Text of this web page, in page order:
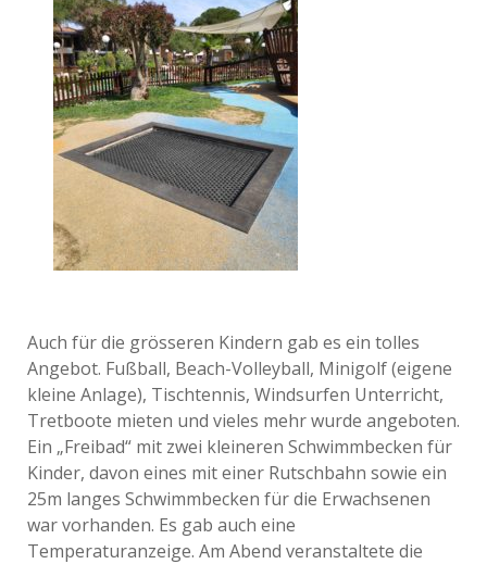
Auch für die grösseren Kindern gab es ein tolles
Angebot. Fußball, Beach-Volleyball, Minigolf (eigene
kleine Anlage), Tischtennis, Windsurfen Unterricht,
Tretboote mieten und vieles mehr wurde angeboten.
Ein „Freibad“ mit zwei kleineren Schwimmbecken für
Kinder, davon eines mit einer Rutschbahn sowie ein
25m langes Schwimmbecken für die Erwachsenen
war vorhanden. Es gab auch eine
Temperaturanzeige. Am Abend veranstaltete die